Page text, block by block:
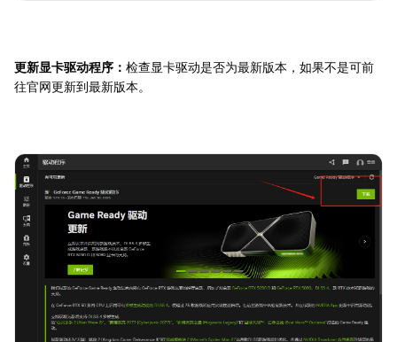
更新显卡驱动程序： 检查显卡驱动是否为最新版本，如果不是可前
往官网更新到最新版本。